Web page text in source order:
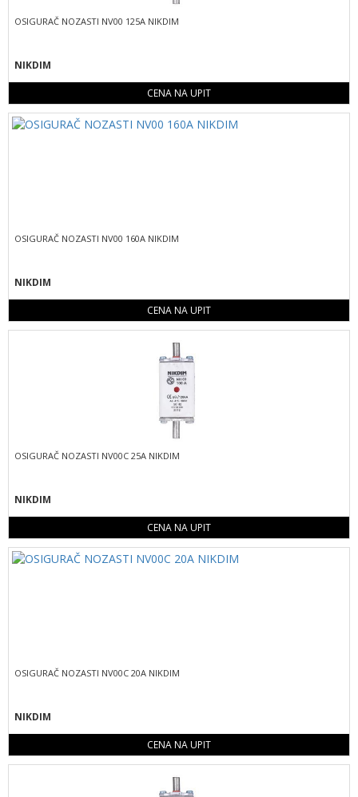
OSIGURAČ NOZASTI NV00 125A NIKDIM
NIKDIM
CENA NA UPIT
OSIGURAČ NOZASTI NV00 160A NIKDIM
NIKDIM
CENA NA UPIT
OSIGURAČ NOZASTI NV00C 25A NIKDIM
NIKDIM
CENA NA UPIT
OSIGURAČ NOZASTI NV00C 20A NIKDIM
NIKDIM
CENA NA UPIT